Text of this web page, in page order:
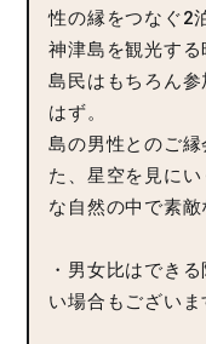
性の縁をつなぐ2
神津島を観光する
島民はもちろん
はず。
島の男性とのご
た、星空を見に
な自然の中で素
・男女比はでき
い場合もございま